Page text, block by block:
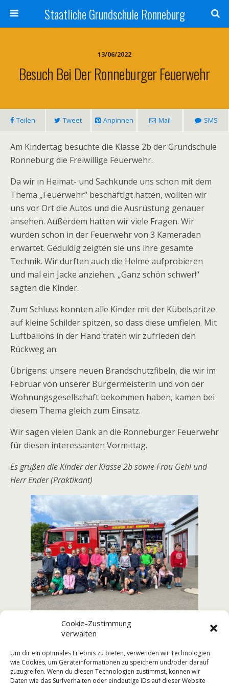
Cookie-Zustimmung
verwalten
Um dir ein optimales Erlebnis zu bieten, verwenden wir Technologien
wie Cookies, um Geräteinformationen zu speichern und/oder darauf
zuzugreifen. Wenn du diesen Technologien zustimmst, können wir
Daten wie das Surfverhalten oder eindeutige IDs auf dieser Website
Staatliche Grundschule Ronneburg
13/06/2022
Besuch Bei Der Ronneburger Feuerwehr
Teilen Tweet Anpinnen Mail SMS
Am Kindertag besuchte die Klasse 2b der Grundschule
Ronneburg die Freiwillige Feuerwehr.
Da wir in Heimat- und Sachkunde uns schon mit dem
Thema „Feuerwehr“ beschäftigt hatten, wollten wir
uns vor Ort die Autos und die Ausrüstung genauer
ansehen. Außerdem hatten wir viele Fragen. Wir
wurden schon in der Feuerwehr von 3 Kameraden
erwartet. Geduldig zeigten sie uns ihre gesamte
Technik. Wir durften auch die Helme aufprobieren
und mal ein Jacke anziehen. „Ganz schön schwer!“
sagten die Kinder.
Zum Schluss konnten alle Kinder mit der Kübelspritze
auf kleine Schilder spitzen, so dass diese umfielen. Mit
Luftballons in der Hand traten wir zufrieden den
Rückweg an.
Übrigens: unsere neuen Brandschutzfibeln, die wir im
Februar von unserer Bürgermeisterin und von der
Wohnungsgesellschaft bekommen haben, kamen bei
diesem Thema gleich zum Einsatz.
Wir sagen vielen Dank an die Ronneburger Feuerwehr
für diesen interessanten Vormittag.
Es grüßen die Kinder der Klasse 2b sowie Frau Gehl und
Herr Ender (Praktikant)
Vorheriger Beitrag
Erfolgreiche Teilnahme Bei
Nächster Beitrag
So Viele Bienen